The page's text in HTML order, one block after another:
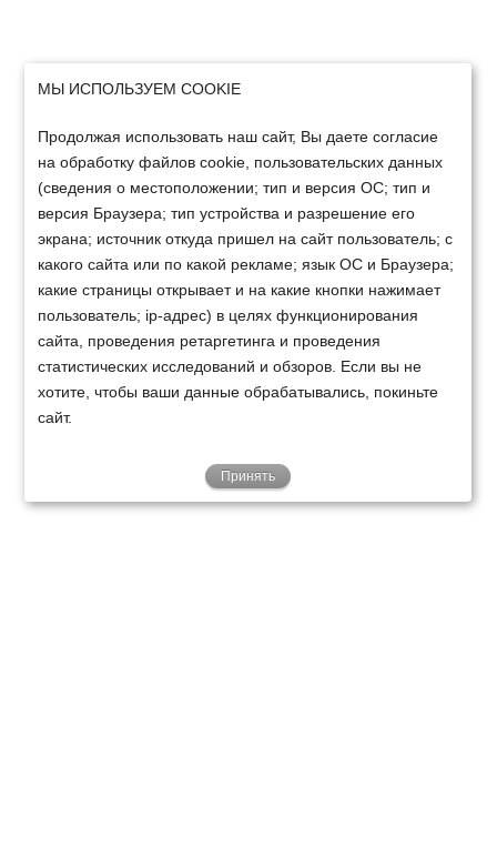
МЫ ИСПОЛЬЗУЕМ COOKIE
Продолжая использовать наш сайт, Вы даете согласие
на обработку файлов cookie, пользовательских данных
(сведения о местоположении; тип и версия ОС; тип и
версия Браузера; тип устройства и разрешение его
экрана; источник откуда пришел на сайт пользователь; с
какого сайта или по какой рекламе; язык ОС и Браузера;
какие страницы открывает и на какие кнопки нажимает
пользователь; ip-адрес) в целях функционирования
сайта, проведения ретаргетинга и проведения
статистических исследований и обзоров. Если вы не
хотите, чтобы ваши данные обрабатывались, покиньте
сайт.
Принять